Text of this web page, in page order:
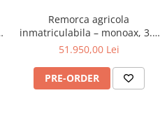
Remorca agricola
inmatriculabila – monoax, 3.5
tone, basculabilă pe 3 părți,
51.950,00 Lei
PRE-ORDER